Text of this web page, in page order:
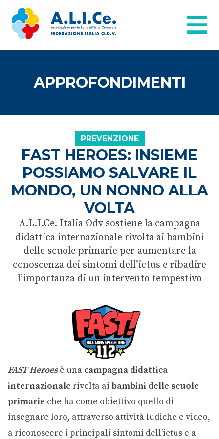
APPROFONDIMENTI
PREVENZIONE
FAST HEROES: INSIEME
POSSIAMO SALVARE IL
MONDO, UN NONNO ALLA
VOLTA
A.L.I.Ce. Italia Odv sostiene la campagna
didattica internazionale rivolta ai bambini
delle scuole primarie per aumentare la
conoscenza dei sintomi dell’ictus e ribadire
l’importanza di un intervento tempestivo
FAST Heroesè una campagna didattica
internazionale rivolta ai bambini delle scuole
primarie che ha come obiettivo quello di
insegnare loro, attraverso attività ludiche e video,
a riconoscere i principali sintomi dell’ictus e a